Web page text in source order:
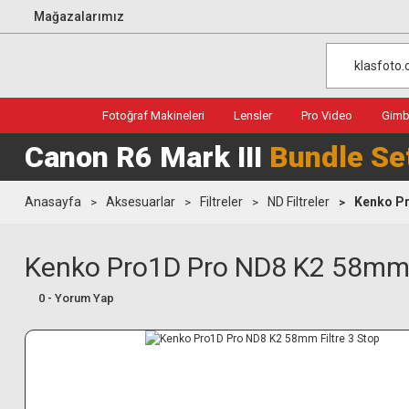
Mağazalarımız
Fotoğraf Makineleri Lensler Pro Video
Canon R6 Mark III Bundle
Anasayfa Aksesuarlar Filtreler ND Filtreler Kenko
Kenko Pro1D Pro ND8 K2
0 - Yorum Yap